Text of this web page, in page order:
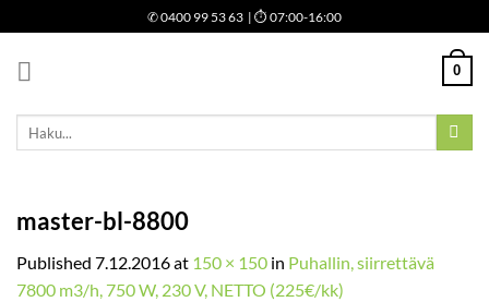
to
content
✆0400 99 53 63 | ⏱ 07:00-16:00
0
Etsi:
master-bl-8800
Published 7.12.2016at 150 × 150 in Puhallin, siirrettävä
7800 m3/h, 750 W, 230 V, NETTO (225€/kk)